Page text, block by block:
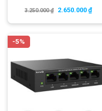
3.250.000₫ 2.650.000 ₫
-5%